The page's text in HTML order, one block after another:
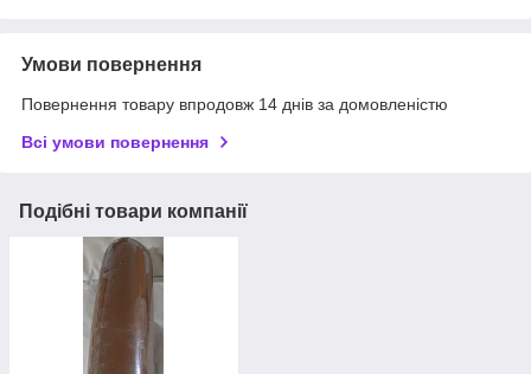
Умови повернення
Повернення товару впродовж 14 днів за домовленістю
Всі умови повернення
Подібні товари компанії